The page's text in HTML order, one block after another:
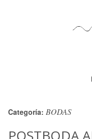
Categoría: BODAS